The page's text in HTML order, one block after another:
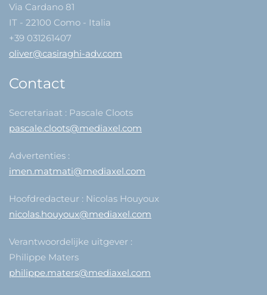
Via Cardano 81
IT - 22100 Como - Italia
+39 031261407
oliver@casiraghi-adv.com
Contact
Secretariaat : Pascale Cloots
pascale.cloots@mediaxel.com
Advertenties :
imen.matmati@mediaxel.com
Hoofdredacteur : Nicolas Houyoux
nicolas.houyoux@mediaxel.com
Verantwoordelijke uitgever :
Philippe Maters
philippe.maters@mediaxel.com